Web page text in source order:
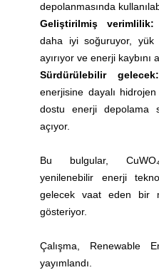
depolanmasında
Geliştirilmiş verimlilik:
daha iyi soğuruyor, yük
ayırıyor ve enerji kaybını
Sürdürülebilir gelecek:
enerjisine dayalı
dostu enerji depolama
açıyor.
Bu bulgular,
yenilenebilir enerji
gelecek vaat eden bir
gösteriyor.
Çalışma, Renewable
yayımlandı.